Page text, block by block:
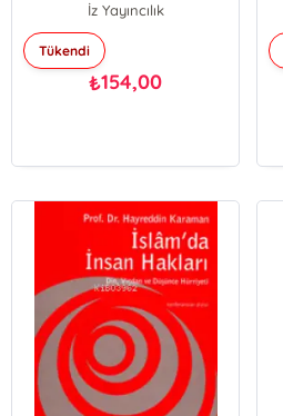
İz Yayıncılık
Tükendi
₺154,00